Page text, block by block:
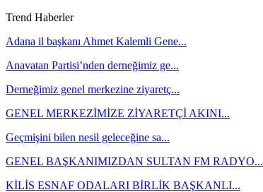
Trend Haberler
Adana il başkanı Ahmet Kalemli Gene...
Anavatan Partisi’nden derneğimiz ge...
Derneğimiz genel merkezine ziyaretç...
GENEL MERKEZİMİZE ZİYARETÇİ AKINI...
Geçmişini bilen nesil geleceğine sa...
GENEL BAŞKANIMIZDAN SULTAN FM RADYO...
KİLİS ESNAF ODALARI BİRLİK BAŞKANLI...